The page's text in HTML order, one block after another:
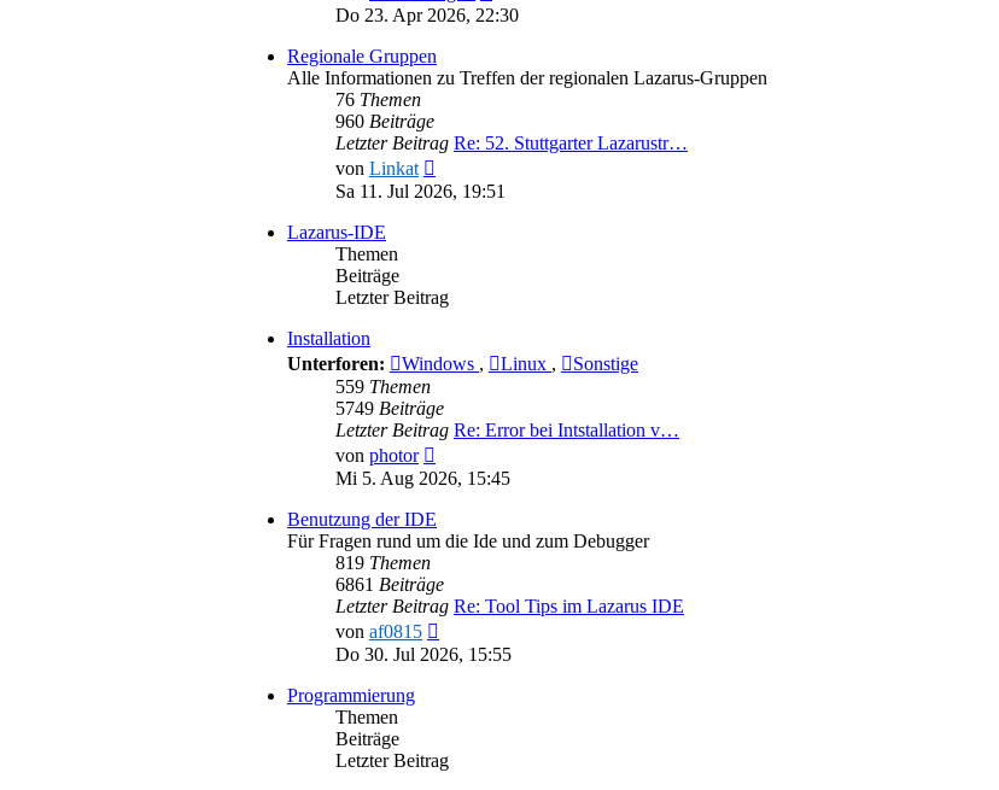
Beitrag
Do 23. Apr 2026, 22:30
Regionale Gruppen
Alle Informationen zu Treffen der regionalen Lazarus-Gruppen
76 Themen
960 Beiträge
Letzter Beitrag Re: 52. Stuttgarter Lazarustr…
von Linkat
Beitrag
Sa 11. Jul 2026, 19:51
Lazarus-IDE
Themen
Beiträge
Letzter Beitrag
Installation
Unterforen:
Windows , Linux ,
Sonstige
559 Themen
5749 Beiträge
Letzter Beitrag Re: Error bei Intstallation v…
von photor
Beitrag
Mi 5. Aug 2026, 15:45
Benutzung der IDE
Für Fragen rund um die Ide und zum Debugger
819 Themen
6861 Beiträge
Letzter Beitrag Re: Tool Tips im Lazarus IDE
von af0815
Beitrag
Do 30. Jul 2026, 15:55
Programmierung
Themen
Beiträge
Letzter Beitrag